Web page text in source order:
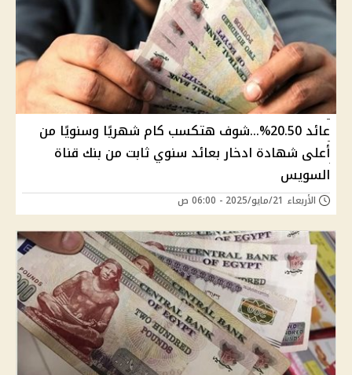
عائد 20.50%...شوف هتكسب كام شهريًا وسنويًا من
أعلى شهادة ادخار بعائد سنوي ثابت من بنك قناة
السويس
الأربعاء 21/مايو/2025 - 06:00 ص